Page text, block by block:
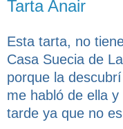
Tarta Anair
Esta tarta, no
Casa Suecia de
porque la
me habló de ella
tarde ya que no